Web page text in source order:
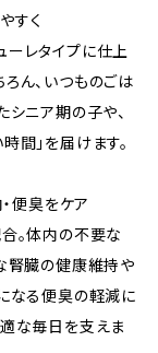
すく
ーレタイプに仕上
ん、いつものごは
シニア期の子や、
間」を届けます。
便臭をケア
。体内の不要な
腎臓の健康維持や
なる便臭の軽減に
な毎日を支えま